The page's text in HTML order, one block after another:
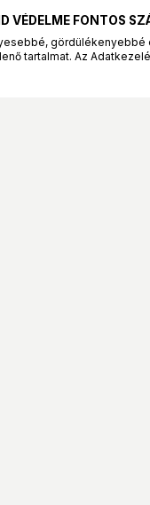
VÉDELME FONTOS
tartalmat. Az